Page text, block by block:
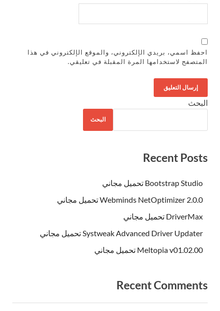
احفظ اسمي، بريدي الإلكتروني، والموقع الإلكتروني في هذا
المتصفح لاستخدامها المرة المقبلة في تعليقي.
البحث
البحث
Recent Posts
Bootstrap Studio تحميل مجاني
Webminds NetOptimizer 2.0.0 تحميل مجاني
DriverMax تحميل مجاني
Systweak Advanced Driver Updater تحميل مجاني
Meltopia v01.02.00 تحميل مجاني
Recent Comments